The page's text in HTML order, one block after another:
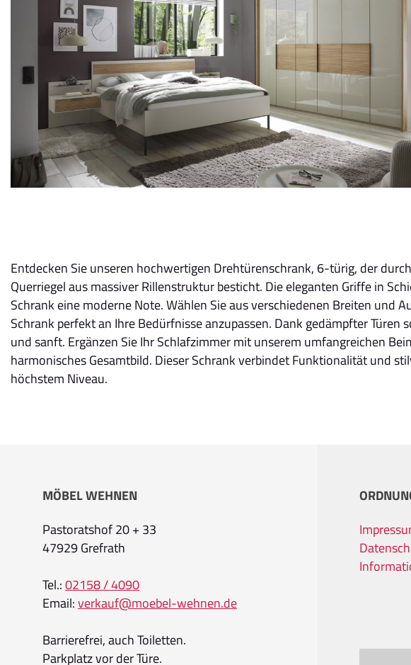
Entdecken Sie unseren hochwertigen Drehtürenschrank, 6-türig, der
Querriegel aus massiver Rillenstruktur besticht. Die eleganten Griffe in
Schrank eine moderne Note. Wählen Sie aus verschiedenen Breiten und
Schrank perfekt an Ihre Bedürfnisse anzupassen. Dank gedämpfter Türen
und sanft. Ergänzen Sie Ihr Schlafzimmer mit unserem umfangreichen
harmonisches Gesamtbild. Dieser Schrank verbindet Funktionalität und
höchstem Niveau.
MÖBEL WEHNEN
Pastoratshof 20 + 33
47929 Grefrath
Tel.:02158 / 4090
Email:verkauf@moebel-wehnen.de
Barrierefrei, auch Toiletten.
Parkplatz vor der Türe.